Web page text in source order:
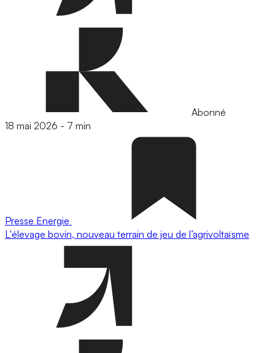
Abonné
18 mai 2026 - 7 min
Presse Energie
L'élevage bovin, nouveau terrain de jeu de l’agrivoltaïsme